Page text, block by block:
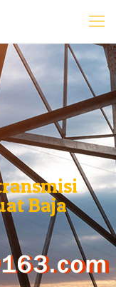
Baja